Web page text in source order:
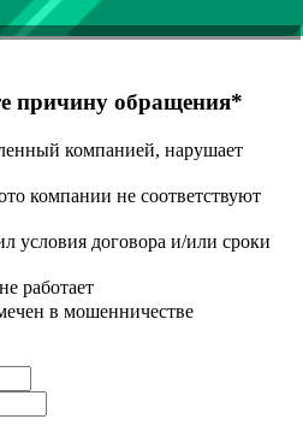
причину обращения*
компанией, нарушает
компании не соответствуют
условия договора и/или сроки
работает
в мошенничестве